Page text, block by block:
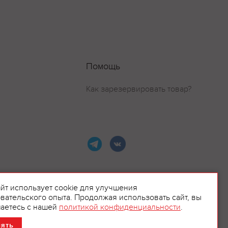
Помощь
Как зарезервировать товар?
использует cookie для улучшения
опыта. Продолжая использовать сайт, вы
с нашей политикой конфиденциальности.